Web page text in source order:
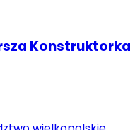
Konstruktorka